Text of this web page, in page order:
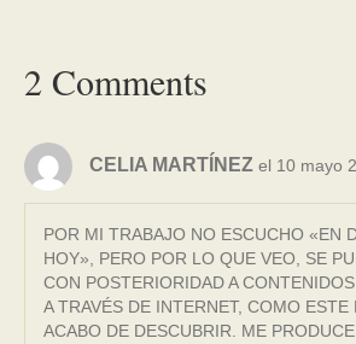
2 Comments
CELIA MARTÍNEZ el 10 mayo
POR MI TRABAJO NO ESCUCHO «EN
HOY», PERO POR LO QUE VEO, SE
CON POSTERIORIDAD A
A TRAVÉS DE INTERNET, COMO ESTE
ACABO DE DESCUBRIR. ME